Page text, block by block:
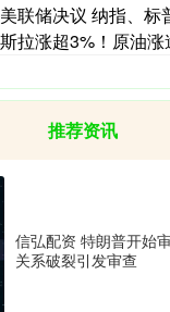
联储决议 纳指、标
拉涨超3%！原油涨
推荐资讯
信弘配资 特朗普开始
关系破裂引发审查